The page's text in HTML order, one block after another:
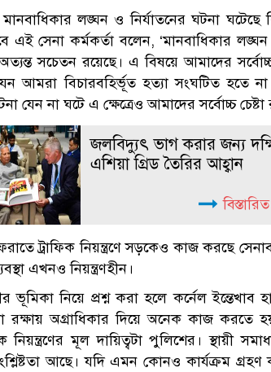
মানবাধিকার লঙ্ঘন ও নির্যাতনের ঘটনা ঘটেছে
এই সেনা কর্মকর্তা বলেন, ‘মানবাধিকার লঙ্ঘন
অত্যন্ত সচেতন রয়েছে। এ বিষয়ে আমাদের
আমরা বিচারবহির্ভূত হত্যা সংঘটিত হতে
যেন না ঘটে এ ক্ষেত্রেও আমাদের সর্বোচ্চ চেষ্টা
জলবিদ্যুৎ ভাগ করার জন্য
এশিয়া গ্রিড তৈরির আহ্বান
ট্রাফিক নিয়ন্ত্রণে সড়কেও কাজ করছে
এখনও নিয়ন্ত্রণহীন।
ভূমিকা নিয়ে প্রশ্ন করা হলে কর্নেল ইন্তেখাব
রক্ষায় অগ্রাধিকার দিয়ে অনেক কাজ করতে হয়।
মূল দায়িত্বটা পুলিশের। স্থায়ী
আছে। যদি এমন কোনও কার্যক্রম